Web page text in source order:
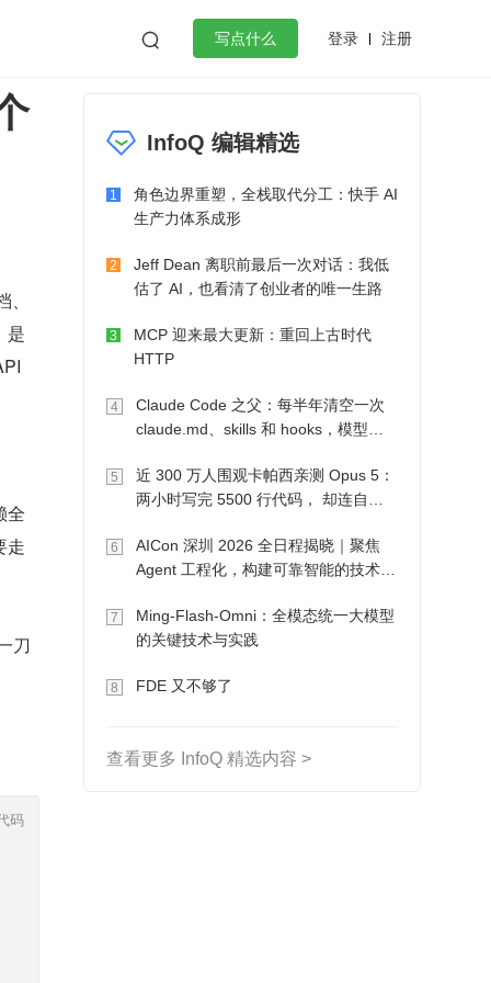
 写点什么 登录 注册
作
微服务架构 flutter
是
全
走
刀
码
InfoQ 编辑精选
1
角色边界重塑，全栈取代分工：快手 AI
生产力体系成形
2
Jeff Dean 离职前最后一次对话：我低
估了 AI，也看清了创业者的唯一生路
3
MCP 迎来最大更新：重回上古时代
HTTP
4
Claude Code 之父：每半年清空一次
claude.md、skills 和 hooks，模型自
5
近 300 万人围观卡帕西亲测 Opus 5：
两小时写完 5500 行代码， 却连自己
6
AICon 深圳 2026 全日程揭晓｜聚焦
Agent 工程化，构建可靠智能的技术路
7
Ming-Flash-Omni：全模态统一大模型
的关键技术与实践
8 FDE 又不够了
查看更多 InfoQ 精选内容 >